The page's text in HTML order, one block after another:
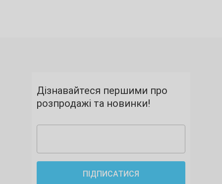
Дізнавайтеся першими про
розпродажі та новинки!
ПІДПИСАТИСЯ